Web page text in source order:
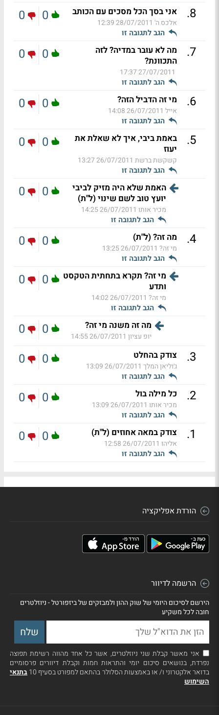
8
. אני בסך הכל מסכים עם הכותב
אלכס ה' 28/07/2011 12:39
הגב לתגובה זו
0
0
7
.
מה לא עובר במדיה? לזה
התכוונת?
27/07/2011 17:37
הגב לתגובה זו
0
0
6
. מי זה הדביל הזה?
אייל 26/07/2011 14:08
הגב לתגובה זו
0
0
5
.
באמת ביבי, איך לא שאלת את
יעוז
קשקשת ברשת 26/07/2011 13:27
הגב לתגובה זו
0
0
האמת שלא היה מזיק לביבי
יועץ טוב לשם שינוי (ל"ת)
מכיר אותו 26/07/2011 14:25
הגב לתגובה זו
0
0
4
. מה זה? (ל"ת)
מי זה? 26/07/2011 13:25
הגב לתגובה זו
0
0
מי זה? תקרא בתחתית הטקסט
ותדע
מי זה? 26/07/2011 14:02
הגב לתגובה זו
0
0
מה זה משנה מי זה?
יופ עציון 26/07/2011 14:55
0
0
3
. צודק בהחלט
ג׳וליאן המלך 26/07/2011 13:09
הגב לתגובה זו
0
0
2
. כל מילה בול
מכיר אותו 26/07/2011 13:09
הגב לתגובה זו
0
0
1
. צודק במאה אחוזים (ל"ת)
אליהו 26/07/2011 12:58
הגב לתגובה זו
0
0
הורדת אפליקציה
הרשמה לדיוור
הירשם לסיכום היומי של שוק ההון ולמבזקים של ביזפורטל - ניוזלטרים
חובה לכל משקיע
אני מאשר קבלת שני ניוזלטרים, אשר כל אחד מהווה רשימת תפוצה
נפרדת, בנושאים סיכום יומי והתראות חמות וקבלת דיוורים פרסומיים
בדואר אלקטרוני ו/ או באמצעות הסלולר בהתאם למפורט בסעיף 10
בתנאי
השימוש